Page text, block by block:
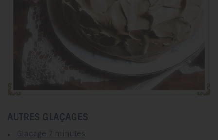
AUTRES GLAÇAGES
Glaçage 7 minutes